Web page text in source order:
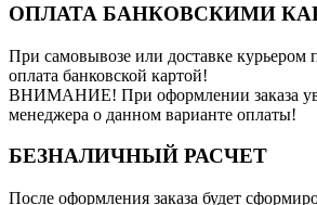
ОПЛАТА БАНКОВСКИМИ
При самовывозе или доставке курьером
оплата банковской картой!
ВНИМАНИЕ! При оформлении заказа
менеджера о данном варианте оплаты!
БЕЗНАЛИЧНЫЙ РАСЧЕТ
После оформления заказа будет